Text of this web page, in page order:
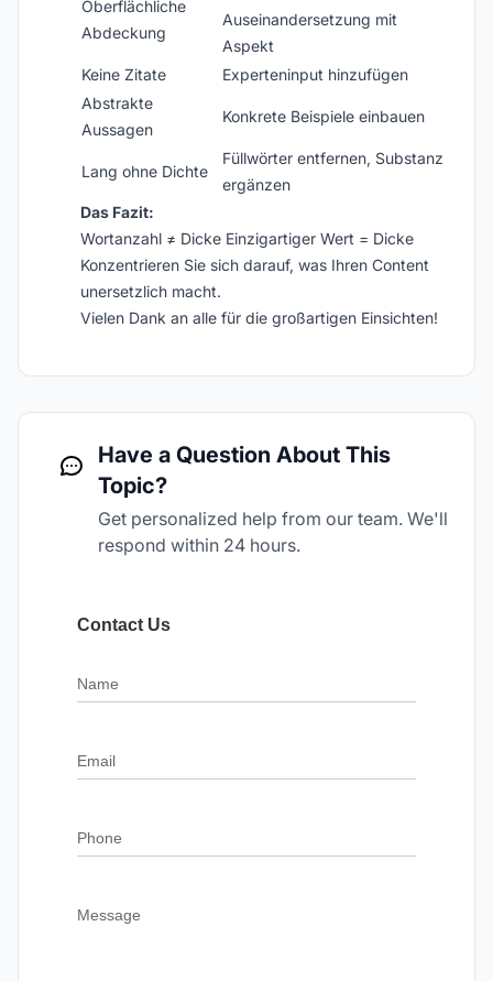
Oberflächliche
Abdeckung
Auseinandersetzung mit
Aspekt
Keine Zitate
Experteninput hinzufügen
Abstrakte
Aussagen
Konkrete Beispiele einbauen
Lang ohne Dichte
Füllwörter entfernen, Substanz
ergänzen
Das Fazit:
Wortanzahl ≠ Dicke Einzigartiger Wert = Dicke
Konzentrieren Sie sich darauf, was Ihren Content
unersetzlich macht.
Vielen Dank an alle für die großartigen Einsichten!
Have a Question About This
Topic?
Get personalized help from our team. We'll
respond within 24 hours.